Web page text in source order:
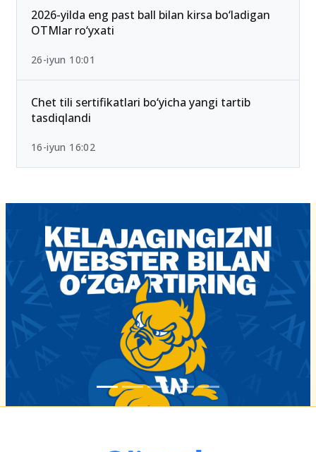
2026-yilda eng past ball bilan kirsa bo‘ladigan
OTMlar ro‘yxati
26-iyun 10:01
Chet tili sertifikatlari bo‘yicha yangi tartib
tasdiqlandi
16-iyun 16:02